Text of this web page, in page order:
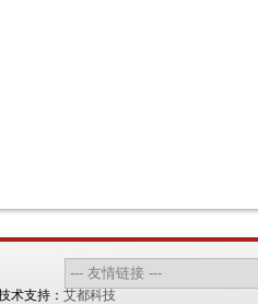
术支持： 艾都科技